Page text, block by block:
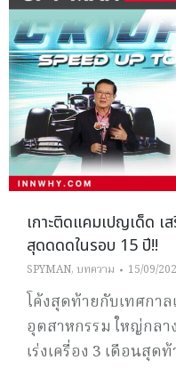
เกาะติดแคมเปญเด็ด เ
สุดดดดในรอบ 15 ปี!!
SPYMAN, บทความ 15/09/
โค้งสุดท้ายกับเทศกา
อุตสาหกรรม ใหญ่กลา
เร่งเครื่อง 3 เดือนสุด